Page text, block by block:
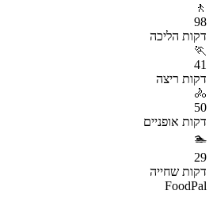
🚶
98
דקות הליכה
🏃
41
דקות ריצה
🚴
50
דקות אופניים
🏊
29
דקות שחייה
FoodPal